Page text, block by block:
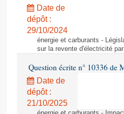
Date de
dépôt :
29/10/2024
énergie et carburants -
sur la revente d'électricité
Question écrite n° 10336 de
Date de
dépôt :
21/10/2025